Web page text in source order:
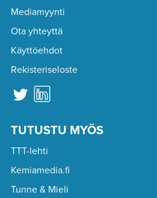
Mediamyynti
Ota yhteyttä
Käyttöehdot
Rekisteriseloste
TUTUSTU MYÖS
TTT-lehti
Kemiamedia.fi
Tunne & Mieli